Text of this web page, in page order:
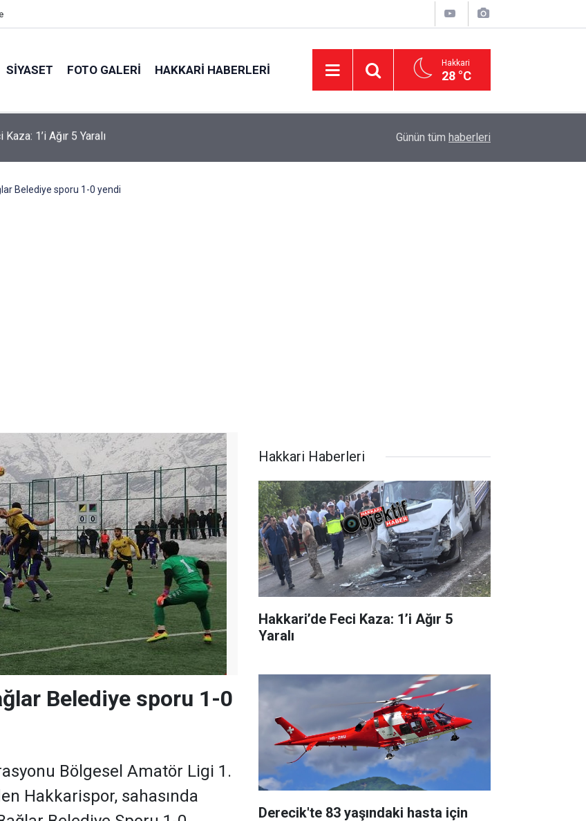
SIYASET FOTO GALERI HAKKARI HABERLERI Hakkari
28 °C
hasta için hava ambulansı devreye girdi 'Çerçeve yasa' kanun teklifi Adalet
Günün tüm haberleri
Belediye sporu 1-0 yendi
Belediye sporu 1-0
Bölgesel Amatör Ligi 1.
Hakkarispor, sahasında
Hakkari Haberleri
Hakkari’de Feci Kaza: 1’i Ağır 5
Yaralı
Derecik'te 83 yaşındaki hasta için